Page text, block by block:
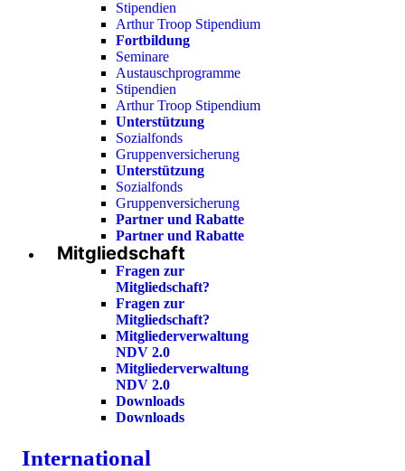
Stipendien
Arthur Troop Stipendium
Fortbildung
Seminare
Austauschprogramme
Stipendien
Arthur Troop Stipendium
Unterstützung
Sozialfonds
Gruppenversicherung
Unterstützung
Sozialfonds
Gruppenversicherung
Partner und Rabatte
Partner und Rabatte
Mitgliedschaft
Fragen zur
Mitgliedschaft?
Fragen zur
Mitgliedschaft?
Mitgliederverwaltung
NDV 2.0
Mitgliederverwaltung
NDV 2.0
Downloads
Downloads
International